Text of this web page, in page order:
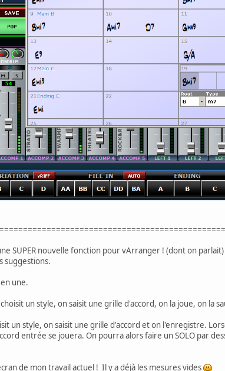
SUPER nouvelle fonction pour vArranger ! (dont on parlait)
suggestions.
une.
un style, on saisit une grille d'accord, on la joue, on
un style, on saisit une grille d'accord et on l'enregistre.
entrée se jouera. On pourra alors faire un SOLO par
de mon travail actuel ! Il y a déjà les mesures vides